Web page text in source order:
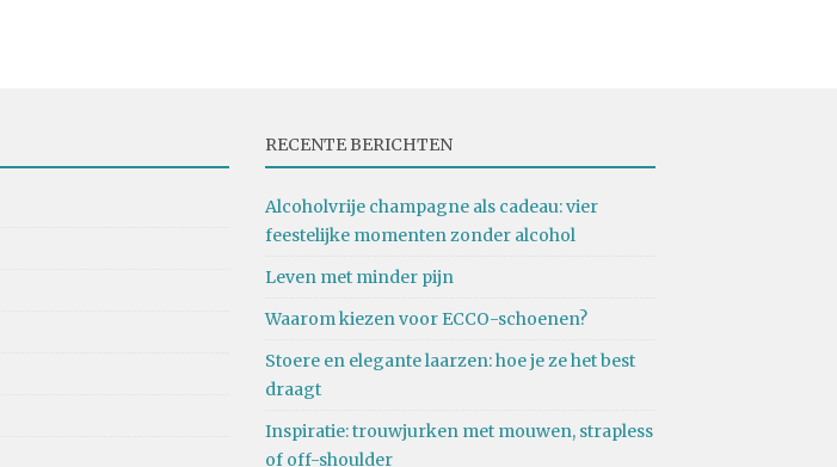
RECENTE BERICHTEN
Alcoholvrije champagne als cadeau: vier
feestelijke momenten zonder alcohol
Leven met minder pijn
Waarom kiezen voor ECCO-schoenen?
Stoere en elegante laarzen: hoe je ze het best
draagt
Inspiratie: trouwjurken met mouwen, strapless
of off-shoulder